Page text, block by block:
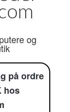
og
på ordre
hos